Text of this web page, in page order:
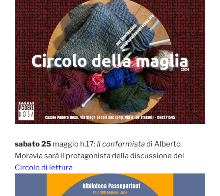
sabato 25 maggio h.17: Il conformistadi Alberto
Moravia sarà il protagonista della discussione del
Circolo di lettura